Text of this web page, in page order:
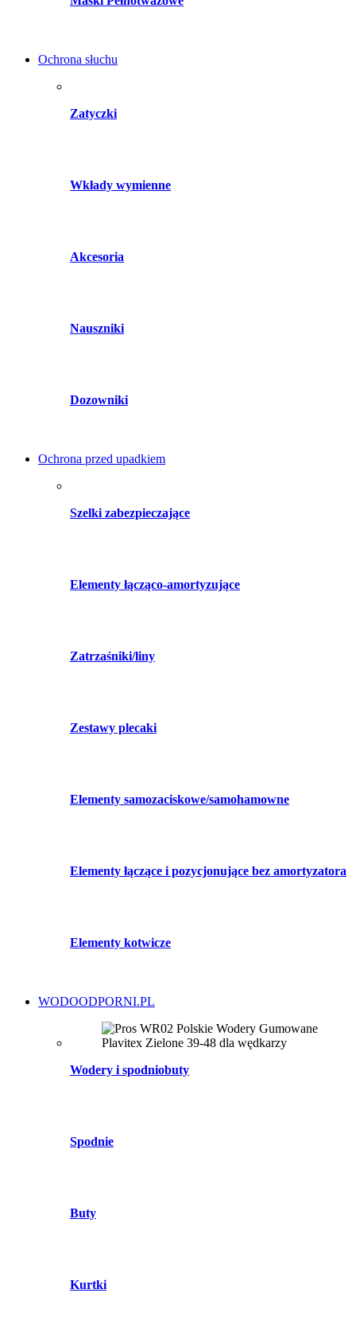
Ochrona słuchu
Zatyczki
Wkłady wymienne
Akcesoria
Nauszniki
Dozowniki
Ochrona przed upadkiem
Szelki zabezpieczające
Elementy łącząco-amortyzujące
Zatrzaśniki/liny
Zestawy plecaki
Elementy samozaciskowe/samohamowne
Elementy łączące i pozycjonujące bez amortyzatora
Elementy kotwicze
WODOODPORNI.PL
Wodery i spodniobuty
Spodnie
Buty
Kurtki